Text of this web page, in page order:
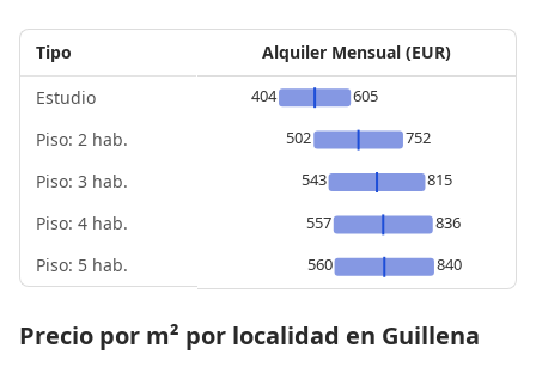
Tipo
Estudio
Piso: 2 hab.
Piso: 3 hab.
Piso: 4 hab.
Piso: 5 hab.
Alquiler Mensual (EUR)
404
605
502
752
543
815
557
836
560
840
Precio por m² por localidad en Guillena